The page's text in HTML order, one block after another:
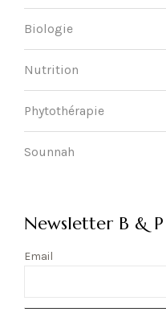
Biologie
Nutrition
Phytothérapie
Sounnah
Newsletter B & P
Email